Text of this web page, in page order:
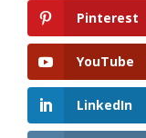
Pinterest
YouTube
LinkedIn